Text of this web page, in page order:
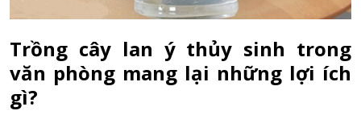
Trồng cây lan ý thủy sinh trong
văn phòng mang lại những lợi ích
gì?